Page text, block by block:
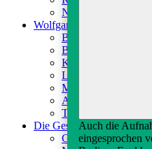
Auch die
eingesprochen
Newsletter
Wolfgang Hilbig
Biografie
Bibliografie
Kontexte
Lektüren
Medien
Archiv
Texte
Die Gesellschaft
Gesellschaft